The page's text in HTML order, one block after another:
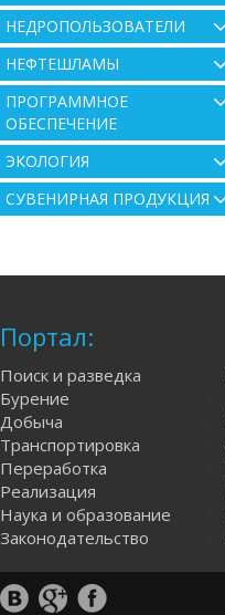
НЕДРОПОЛЬЗОВАТЕЛИ
НЕФТЕШЛАМЫ
ПРОГРАММНОЕ
ОБЕСПЕЧЕНИЕ
ЭКОЛОГИЯ
СУВЕНИРНАЯ ПРОДУКЦИЯ
Портал:
Поиск и разведка
Бурение
Добыча
Транспортировка
Переработка
Реализация
Наука и образование
Законодательство